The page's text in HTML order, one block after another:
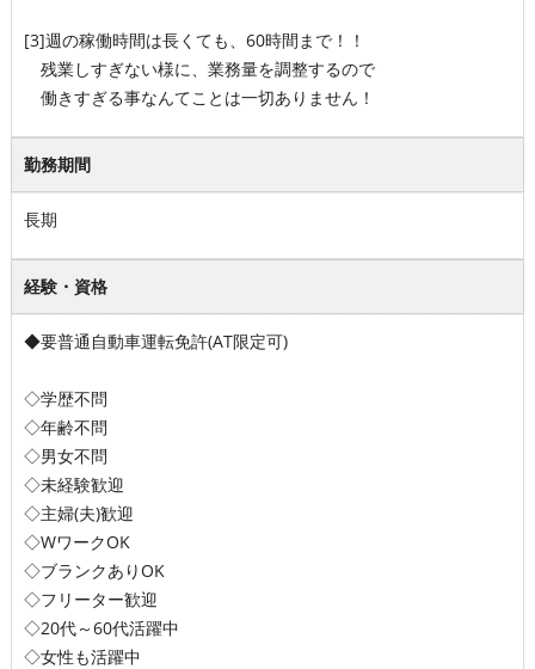
[3]週の稼働時間は長くても、60時間まで！！
残業しすぎない様に、業務量を調整するので
働きすぎる事なんてことは一切ありません！
勤務期間
長期
経験・資格
◆要普通自動車運転免許(AT限定可)
◇学歴不問
◇年齢不問
◇男女不問
◇未経験歓迎
◇主婦(夫)歓迎
◇WワークOK
◇ブランクありOK
◇フリーター歓迎
◇20代～60代活躍中
◇女性も活躍中